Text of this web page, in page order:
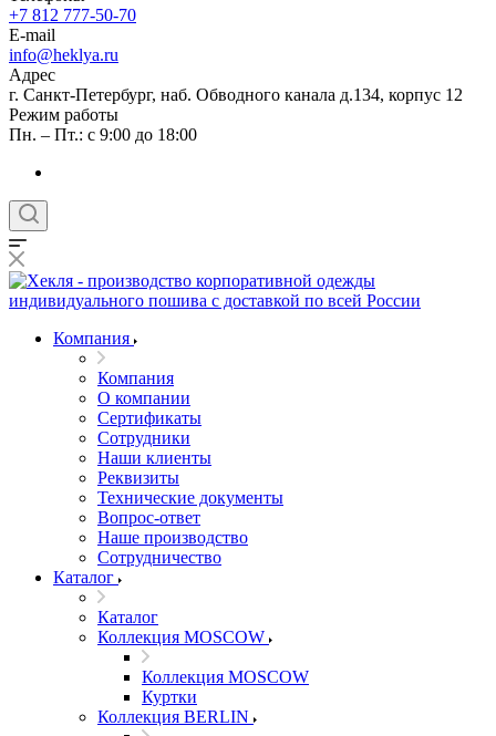
+7 812 777-50-70
E-mail
info@heklya.ru
Адрес
г. Санкт-Петербург, наб. Обводного канала д.134, корпус 12
Режим работы
Пн. – Пт.: с 9:00 до 18:00
Компания
Компания
О компании
Сертификаты
Сотрудники
Наши клиенты
Реквизиты
Технические документы
Вопрос-ответ
Наше производство
Сотрудничество
Каталог
Каталог
Коллекция MOSCOW
Коллекция MOSCOW
Куртки
Коллекция BERLIN